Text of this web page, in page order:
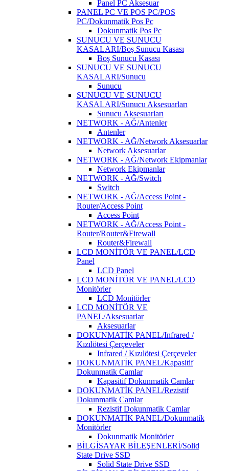
Panel PC Aksesuar
PANEL PC VE POS PC/POS
PC/Dokunmatik Pos Pc
Dokunmatik Pos Pc
SUNUCU VE SUNUCU
KASALARI/Boş Sunucu Kasası
Boş Sunucu Kasası
SUNUCU VE SUNUCU
KASALARI/Sunucu
Sunucu
SUNUCU VE SUNUCU
KASALARI/Sunucu Aksesuarları
Sunucu Aksesuarları
NETWORK - AĞ/Antenler
Antenler
NETWORK - AĞ/Network Aksesuarlar
Network Aksesuarlar
NETWORK - AĞ/Network Ekipmanlar
Network Ekipmanlar
NETWORK - AĞ/Switch
Switch
NETWORK - AĞ/Access Point -
Router/Access Point
Access Point
NETWORK - AĞ/Access Point -
Router/Router&Firewall
Router&Firewall
LCD MONİTÖR VE PANEL/LCD
Panel
LCD Panel
LCD MONİTÖR VE PANEL/LCD
Monitörler
LCD Monitörler
LCD MONİTÖR VE
PANEL/Aksesuarlar
Aksesuarlar
DOKUNMATİK PANEL/Infrared /
Kızılötesi Çerçeveler
Infrared / Kızılötesi Çerçeveler
DOKUNMATİK PANEL/Kapasitif
Dokunmatik Camlar
Kapasitif Dokunmatik Camlar
DOKUNMATİK PANEL/Rezistif
Dokunmatik Camlar
Rezistif Dokunmatik Camlar
DOKUNMATİK PANEL/Dokunmatik
Monitörler
Dokunmatik Monitörler
BİLGİSAYAR BİLEŞENLERİ/Solid
State Drive SSD
Solid State Drive SSD